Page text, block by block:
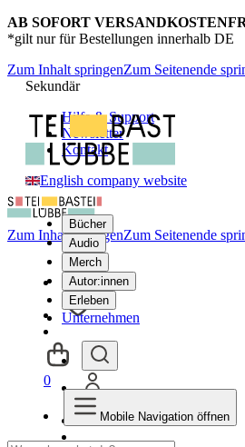
AB SOFORT
*gilt nur für Bestellungen innerhalb DE
Zum Inhalt springenZum Seitenende
Sekundär
Hilfe & Support
Newsletter
Kontakt
English company website
Bücher
Audio
Merch
Autor:innen
Erleben
Unternehmen
Zum Inhalt springenZum Seitenende
0
Mobile Navigation öffnen